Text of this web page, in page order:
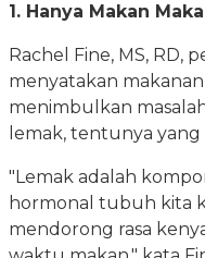
1. Hanya Makan
Rachel Fine, MS, RD,
menyatakan
menimbulkan
lemak, tentunya
"Lemak adalah
hormonal tubuh kita
mendorong rasa